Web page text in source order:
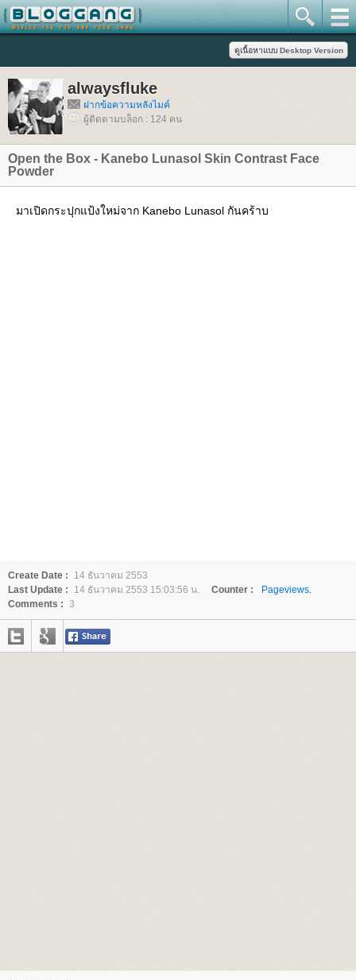
alwaysfluke
ฝากข้อความหลังไมค์
ผู้ติดตามบล็อก : 124 คน
Open the Box - Kanebo Lunasol Skin Contrast Face
Powder
มาเปิดกระปุกแป้งใหม่จาก Kanebo Lunasol กันคร้าบ
Create Date :
14 ธันวาคม 2553
Last Update :
14 ธันวาคม 2553 15:03:56 น. Counter :
Pageviews.
Comments : 3